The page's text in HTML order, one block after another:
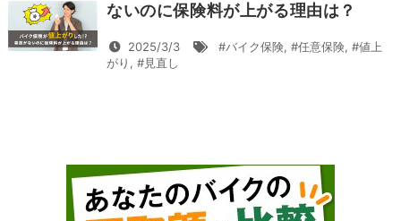
ないのに保険料が上がる理由は？
2025/3/3 #バイク保険, #任意保険, #値上
がり , #見直し